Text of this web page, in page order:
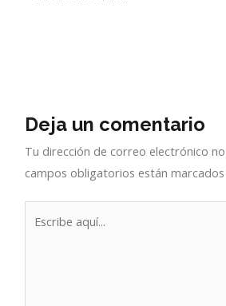
Deja un comentario
Tu dirección de correo electrónico
campos obligatorios están